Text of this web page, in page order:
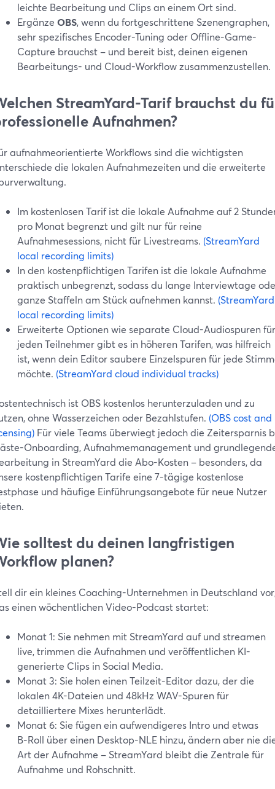
leichte Bearbeitung und Clips an einem Ort sind.
Ergänze OBS, wenn du fortgeschrittene Szenengraphen,
sehr spezifisches Encoder-Tuning oder Offline-Game-
Capture brauchst – und bereit bist, deinen eigenen
Bearbeitungs- und Cloud-Workflow zusammenzustellen.
StreamYard-Tarif brauchst du
Aufnahmen?
aufnahmeorientierte Workflows sind die wichtigsten
die lokalen Aufnahmezeiten und die erweiterte
Im kostenlosen Tarif ist die lokale Aufnahme auf 2
pro Monat begrenzt und gilt nur für reine
Aufnahmesessions, nicht für Livestreams. (StreamYard
local recording limits)
In den kostenpflichtigen Tarifen ist die lokale Aufnahme
praktisch unbegrenzt, sodass du lange Interviewtage
ganze Staffeln am Stück aufnehmen kannst. (StreamYard
local recording limits)
Erweiterte Optionen wie separate Cloud-Audiospuren für
jeden Teilnehmer gibt es in höheren Tarifen, was hilfreich
ist, wenn dein Editor saubere Einzelspuren für jede
möchte. (StreamYard cloud individual tracks)
ist OBS kostenlos herunterzuladen und zu
ohne Wasserzeichen oder Bezahlstufen. (OBS cost and
Für viele Teams überwiegt jedoch die Zeitersparnis
Onboarding, Aufnahmemanagement und
in StreamYard die Abo-Kosten – besonders, da
kostenpflichtigen Tarife eine 7-tägige kostenlose
und häufige Einführungsangebote für neue Nutzer
solltest du deinen langfristigen
planen?
dir ein kleines Coaching-Unternehmen in Deutschland
einen wöchentlichen Video-Podcast startet:
Monat 1: Sie nehmen mit StreamYard auf und streamen
live, trimmen die Aufnahmen und veröffentlichen KI-
generierte Clips in Social Media.
Monat 3: Sie holen einen Teilzeit-Editor dazu, der die
lokalen 4K-Dateien und 48kHz WAV-Spuren für
detailliertere Mixes herunterlädt.
Monat 6: Sie fügen ein aufwendigeres Intro und etwas
B‑Roll über einen Desktop-NLE hinzu, ändern aber nie
Art der Aufnahme – StreamYard bleibt die Zentrale für
Aufnahme und Rohschnitt.